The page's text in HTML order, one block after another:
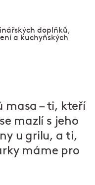
masa – ti, kteří
mazlí s jeho
u grilu, a ti,
máme pro